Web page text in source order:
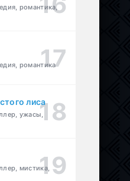
романтика,
романтика
лиса
ужасы,
мистика,